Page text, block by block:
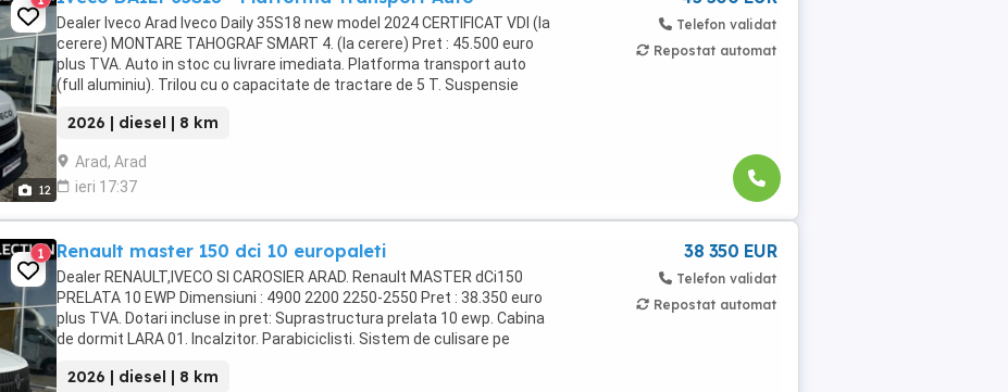
12
Dealer Iveco Arad Iveco Daily 35S18 new model 2024 CERTIFICAT VDI (la
cerere) MONTARE TAHOGRAF SMART 4. (la cerere) Pret : 45.500 euro
plus TVA. Auto in stoc cu livrare imediata. Platforma transport auto
(full aluminiu). Trilou cu o capacitate de tractare de 5 T. Suspensie
2026 | diesel | 8 km
Arad, Arad
ieri 17:37
Telefon validat
Repostat automat
1 Renault master 150 dci 10 europaleti
Dealer RENAULT,IVECO SI CAROSIER ARAD. Renault MASTER dCi150
PRELATA 10 EWP Dimensiuni : 4900 2200 2250-2550 Pret : 38.350 euro
plus TVA. Dotari incluse in pret: Suprastructura prelata 10 ewp. Cabina
de dormit LARA 01. Incalzitor. Parabiciclisti. Sistem de culisare pe
2026 | diesel | 8 km
38 350 EUR
Telefon validat
Repostat automat